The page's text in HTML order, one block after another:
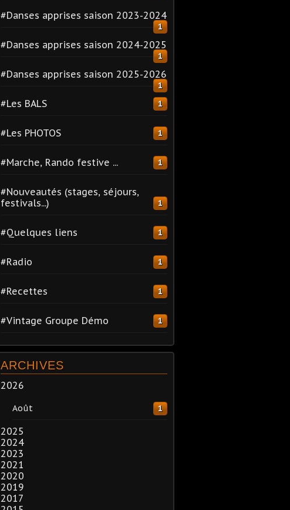
#Danses apprises saison 2023-2024
1
#Danses apprises saison 2024-2025
1
#Danses apprises saison 2025-2026
1
#Les BALS 1
#Les PHOTOS 1
#Marche, Rando festive ... 1
#Nouveautés (stages, séjours,
festivals...)
1
#Quelques liens 1
#Radio 1
#Recettes 1
#Vintage Groupe Démo 1
ARCHIVES
2026
Août 1
2025
2024
2023
2021
2020
2019
2017